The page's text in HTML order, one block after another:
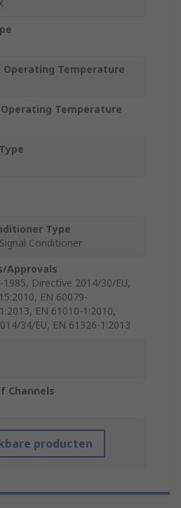
Operating Temperature
Temperature
Type
Conditioner
Approvals
1985, Directive 2014/30/EU,
EN 60079-
EN 61010-1:2010,
34/EU, EN 61326-1:2013
Channels
producten